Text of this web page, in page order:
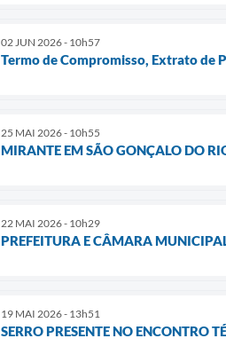
02 JUN 2026 - 10h57
Termo de Compromisso, Extrato de
25 MAI 2026 - 10h55
MIRANTE EM SÃO GONÇALO DO
22 MAI 2026 - 10h29
PREFEITURA E CÂMARA
19 MAI 2026 - 13h51
SERRO PRESENTE NO ENCONTRO